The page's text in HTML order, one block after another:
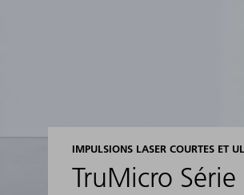
IMPULSIONS LASER COURTES ET
TruMicro